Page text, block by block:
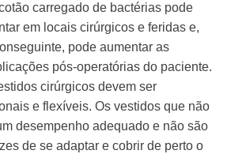
carregado de bactérias pode
em locais cirúrgicos e feridas e,
pode aumentar as
pós-operatórias do paciente.
cirúrgicos devem ser
e flexíveis. Os vestidos que não
desempenho adequado e não são
de se adaptar e cobrir de perto o